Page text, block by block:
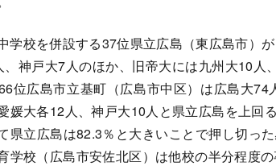
学校を併設する37位県立広島（東広島市）
、神戸大7人のほか、旧帝大には九州大10
位広島市立基町（広島市中区）は広島大
媛大各12人、神戸大10人と県立広島を上回
県立広島は82.3％と大きいことで押し切っ
学校（広島市安佐北区）は他校の半分程度